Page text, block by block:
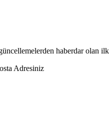
haberdar olan
Adresiniz